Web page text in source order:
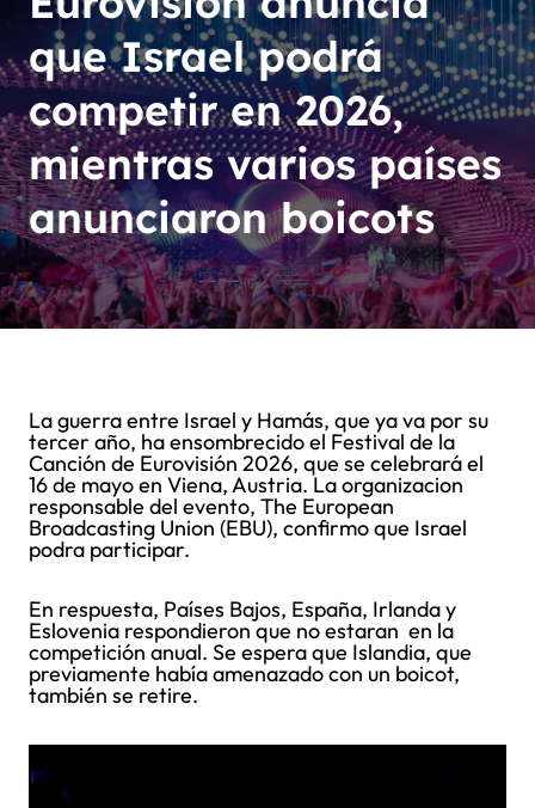
que Israel podrá
competir en 2026,
mientras varios países
anunciaron boicots
La guerra entre Israel y Hamás, que ya va por su
tercer año, ha ensombrecido el Festival de la
Canción de Eurovisión 2026, que se celebrará el
16 de mayo en Viena, Austria. La organizacion
responsable del evento, The European
Broadcasting Union (EBU), confirmo que Israel
podra participar.
En respuesta, Países Bajos, España, Irlanda y
Eslovenia respondieron que no estaran en la
competición anual. Se espera que Islandia, que
previamente había amenazado con un boicot,
también se retire.